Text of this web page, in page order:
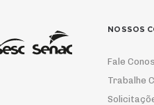
NOSSOS
Fale
Trabalhe